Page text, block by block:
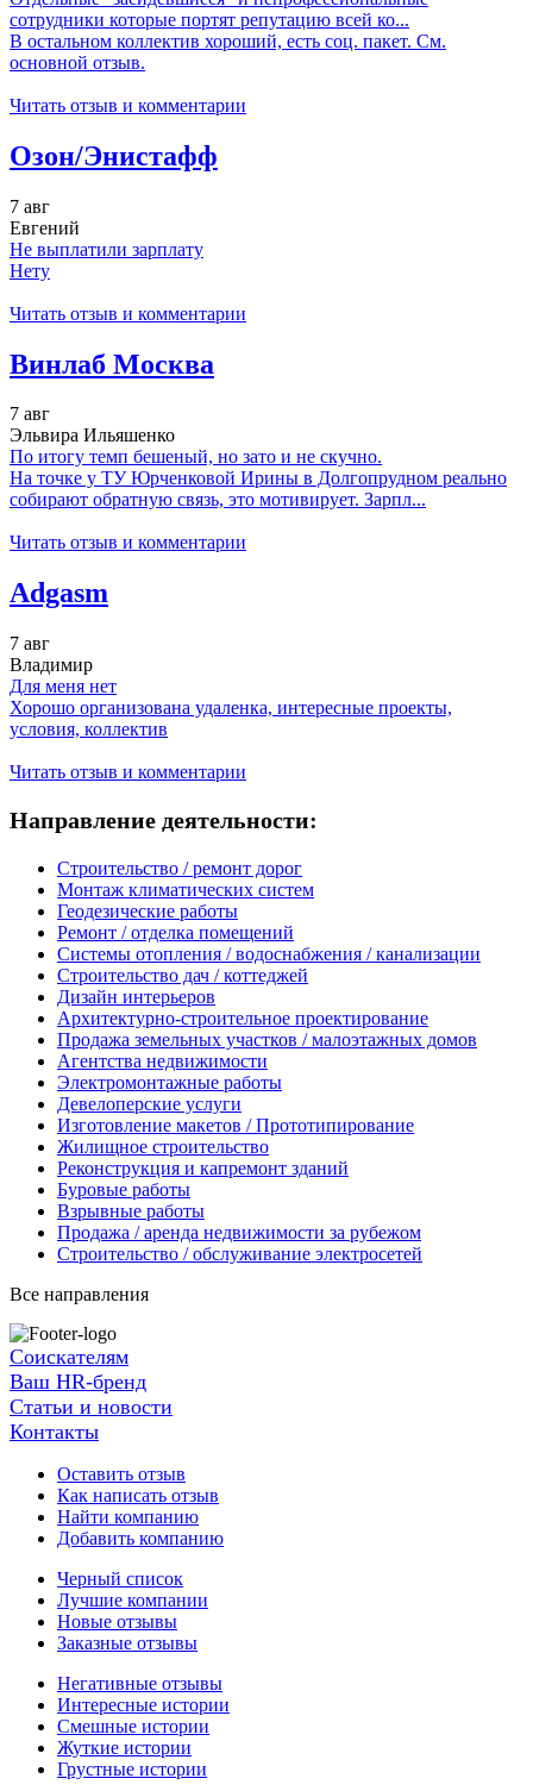
сотрудники которые портят репутацию всей ко...
В остальном коллектив хороший, есть соц. пакет. См.
основной отзыв.
Читать отзыв и комментарии
Озон/Энистафф
7 авг
Евгений
Не выплатили зарплату
Нету
Читать отзыв и комментарии
Винлаб Москва
7 авг
Эльвира Ильяшенко
По итогу темп бешеный, но зато и не скучно.
На точке у ТУ Юрченковой Ирины в Долгопрудном реально
собирают обратную связь, это мотивирует. Зарпл...
Читать отзыв и комментарии
Adgasm
7 авг
Владимир
Для меня нет
Хорошо организована удаленка, интересные проекты,
условия, коллектив
Читать отзыв и комментарии
Направление деятельности:
Строительство / ремонт дорог
Монтаж климатических систем
Геодезические работы
Ремонт / отделка помещений
Системы отопления / водоснабжения / канализации
Строительство дач / коттеджей
Дизайн интерьеров
Архитектурно-строительное проектирование
Продажа земельных участков / малоэтажных домов
Агентства недвижимости
Электромонтажные работы
Девелоперские услуги
Изготовление макетов / Прототипирование
Жилищное строительство
Реконструкция и капремонт зданий
Буровые работы
Взрывные работы
Продажа / аренда недвижимости за рубежом
Строительство / обслуживание электросетей
Все направления
Соискателям
Ваш HR-бренд
Статьи и новости
Контакты
Оставить отзыв
Как написать отзыв
Найти компанию
Добавить компанию
Черный список
Лучшие компании
Новые отзывы
Заказные отзывы
Негативные отзывы
Интересные истории
Смешные истории
Жуткие истории
Грустные истории